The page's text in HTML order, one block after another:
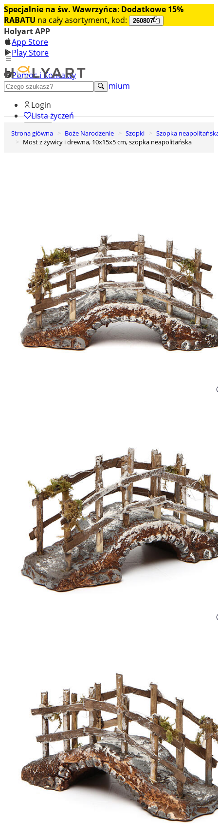
Specjalnie na św. Wawrzyńca: Dodatkowe 15%
RABATU na cały asortyment, kod: 260807
Holyart APP
App Store
Play Store
Pomoc i Kontakty
+48 222 922 860
Odkryj premium
Login
Lista życzeń
0
Koszyk
Strona główna Boże Narodzenie Szopki
Szopka
Most z żywicy i drewna, 10x15x5 cm, szopka neapolitańska